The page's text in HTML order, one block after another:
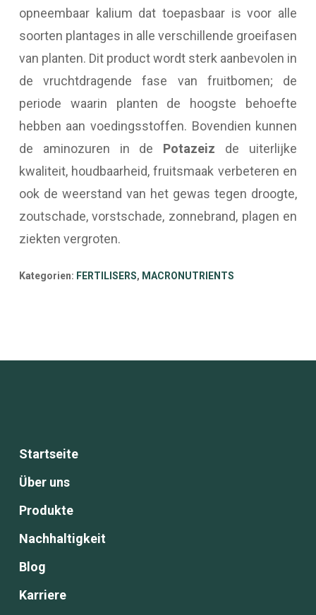
opneembaar kalium dat toepasbaar is voor alle
soorten plantages in alle verschillende groeifasen
van planten. Dit product wordt sterk aanbevolen in
de vruchtdragende fase van fruitbomen; de
periode waarin planten de hoogste behoefte
hebben aan voedingsstoffen. Bovendien kunnen
de aminozuren in de Potazeiz de uiterlijke
kwaliteit, houdbaarheid, fruitsmaak verbeteren en
ook de weerstand van het gewas tegen droogte,
zoutschade, vorstschade, zonnebrand, plagen en
ziekten vergroten.
Kategorien: FERTILISERS, MACRONUTRIENTS
Startseite
Über uns
Produkte
Nachhaltigkeit
Blog
Karriere